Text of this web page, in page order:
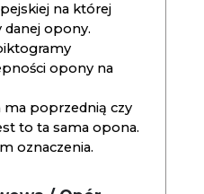
na której
danej opony.
opony na
ma poprzednią czy
to ta sama opona.
oznaczenia.